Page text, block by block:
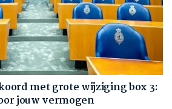
met grote wijziging box 3:
jouw vermogen